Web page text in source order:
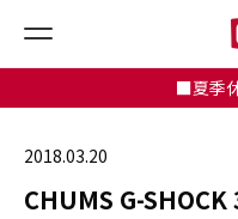
■夏季
2018.03.20
CHUMS G-